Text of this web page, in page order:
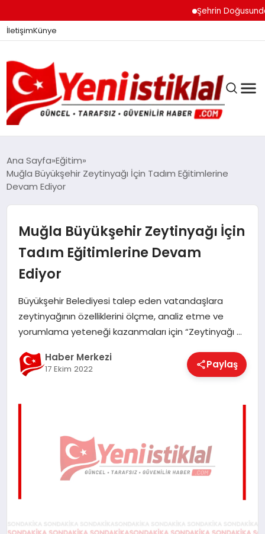
Şehrin Doğusundan
İletişimKünye
GÜNDEM
DÜNYA
EĞITIM
EKONOMI
MAGAZIN
TEKNOLOJI
Ana Sayfa Eğitim
Muğla Büyükşehir Zeytinyağı İçin Tadım Eğitimlerine
Devam Ediyor
Muğla Büyükşehir Zeytinyağı İçin
Tadım Eğitimlerine Devam
Ediyor
Büyükşehir Belediyesi talep eden vatandaşlara
zeytinyağının özelliklerini ölçme, analiz etme ve
yorumlama yeteneği kazanmaları için “Zeytinyağı …
Haber Merkezi
17 Ekim 2022 Paylaş